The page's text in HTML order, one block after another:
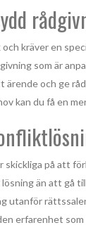
kräver en
som är
ärende och ge
kan du få en
skickliga på att
än att gå
utanför
erfarenhet